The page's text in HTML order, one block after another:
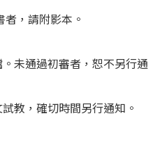
，請附影本。
未通過初審者，恕不另行通
教，確切時間另行通知。